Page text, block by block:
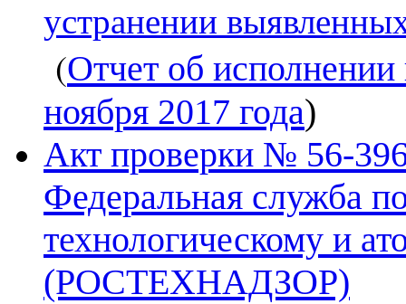
устранении
(Отчет об исполнении
ноября 2017 года)
Акт проверки № 56-
Федеральная служба
технологическому и
(РОСТЕХНАДЗОР)